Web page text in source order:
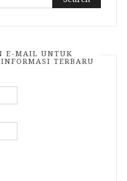
E-MAIL UNTUK
TERBARU